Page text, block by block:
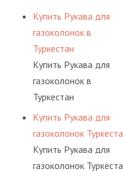
Купить Рукава для
газоколонок в
Туркестан
Купить Рукава для
газоколонок в
Туркестан
Купить Рукава для
газоколонок
Купить Рукава для
газоколонок